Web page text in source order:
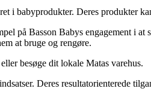
babyprodukter. Deres produkter
på Basson Babys engagement i
at bruge og rengøre.
besøge dit lokale Matas varehus.
Deres resultatorienterede